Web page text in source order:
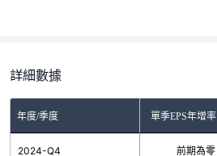
詳細數據
年度/季度 單季EPS年增率
2024-Q4 前期為零